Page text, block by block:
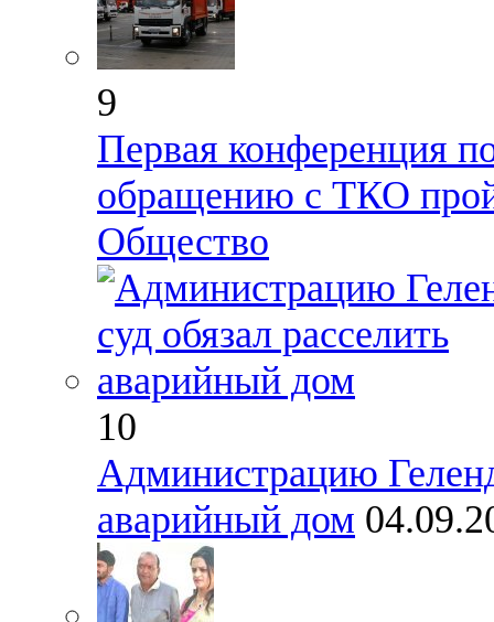
9
Первая конференция
обращению с ТКО
Общество
10
Администрацию
аварийный дом